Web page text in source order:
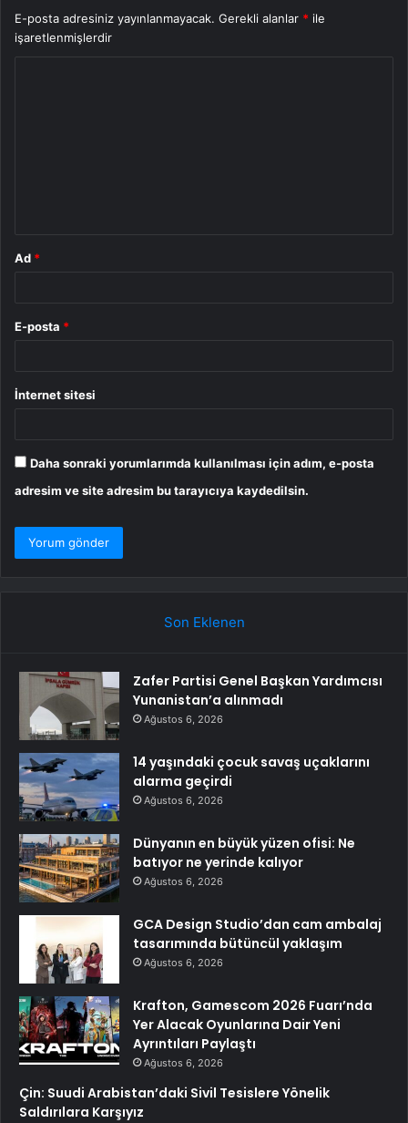
E-posta adresiniz yayınlanmayacak. Gerekli alanlar * ile
işaretlenmişlerdir
Ad *
E-posta *
İnternet sitesi
Daha sonraki yorumlarımda kullanılması için adım, e-posta
adresim ve site adresim bu tarayıcıya kaydedilsin.
Son Eklenen
Zafer Partisi Genel Başkan Yardımcısı
Yunanistan’a alınmadı
Ağustos 6, 2026
14 yaşındaki çocuk savaş uçaklarını
alarma geçirdi
Ağustos 6, 2026
Dünyanın en büyük yüzen ofisi: Ne
batıyor ne yerinde kalıyor
Ağustos 6, 2026
GCA Design Studio’dan cam ambalaj
tasarımında bütüncül yaklaşım
Ağustos 6, 2026
Krafton, Gamescom 2026 Fuarı’nda
Yer Alacak Oyunlarına Dair Yeni
Ayrıntıları Paylaştı
Ağustos 6, 2026
Çin: Suudi Arabistan’daki Sivil Tesislere Yönelik
Saldırılara Karşıyız